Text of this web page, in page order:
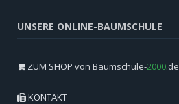
UNSERE ONLINE-BAUMSCHULE
ZUM SHOP von Baumschule-2000.de
KONTAKT